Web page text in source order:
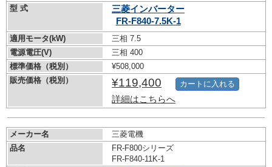
型 式
三菱インバーター
FR-F840-7.5K-1
適用モータ(kW)
三相 7.5
電源電圧(V)
三相 400
標準価格（税別）
¥508,000
販売価格（税別）
¥119,400
詳細はこちらへ
カートに入れる
メーカー名
三菱電機
品名
FR-F800シリーズ
FR-F840-11K-1